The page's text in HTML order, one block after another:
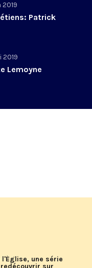
2019
Patrick
2019
Lemoyne
l'Église, une série
sur